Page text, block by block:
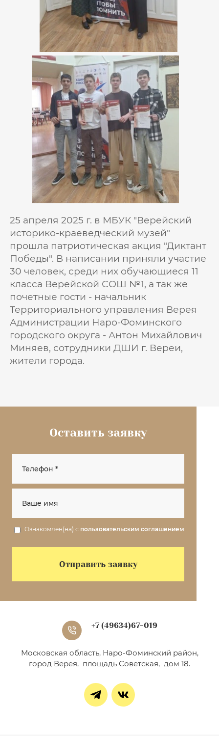
25 апреля 2025 г. в МБУК "Верейский
историко-краеведческий музей"
прошла патриотическая акция "Диктант
Победы". В написании приняли участие
30 человек, среди них обучающиеся 11
класса Верейской СОШ №1, а так же
почетные гости - начальник
Территориального управления Верея
Администрации Наро-Фоминского
городского округа - Антон Михайлович
Миняев, сотрудники ДШИ г. Вереи,
жители города.
+7 (49634)67-019
Московская область, Наро-Фоминский район,
город Верея, площадь Советская, дом 18.
Оставить заявку
Ознакомлен(на) с пользовательским соглашением
Отправить заявку